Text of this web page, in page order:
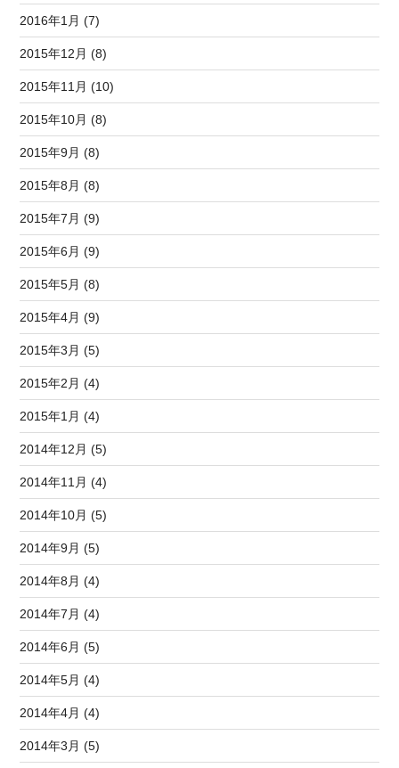
2016年1月 (7)
2015年12月 (8)
2015年11月 (10)
2015年10月 (8)
2015年9月 (8)
2015年8月 (8)
2015年7月 (9)
2015年6月 (9)
2015年5月 (8)
2015年4月 (9)
2015年3月 (5)
2015年2月 (4)
2015年1月 (4)
2014年12月 (5)
2014年11月 (4)
2014年10月 (5)
2014年9月 (5)
2014年8月 (4)
2014年7月 (4)
2014年6月 (5)
2014年5月 (4)
2014年4月 (4)
2014年3月 (5)